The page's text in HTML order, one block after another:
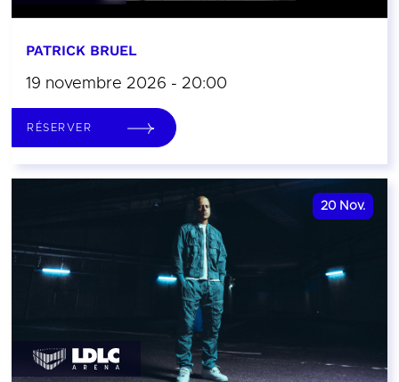
PATRICK BRUEL
19 novembre 2026 - 20:00
RÉSERVER
20 Nov.